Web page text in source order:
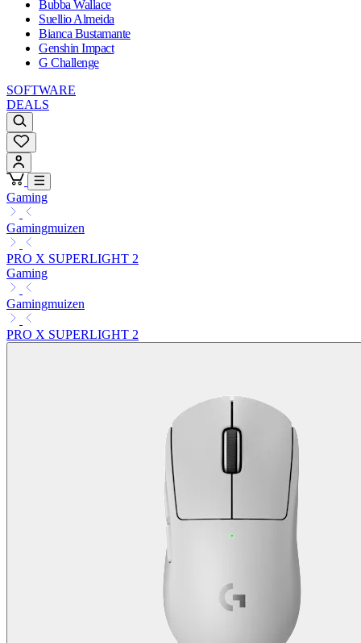
Bubba Wallace
Suellio Almeida
Bianca Bustamante
Genshin Impact
G Challenge
SOFTWARE
DEALS
Gaming
Gamingmuizen
PRO X SUPERLIGHT 2
Gaming
Gamingmuizen
PRO X SUPERLIGHT 2